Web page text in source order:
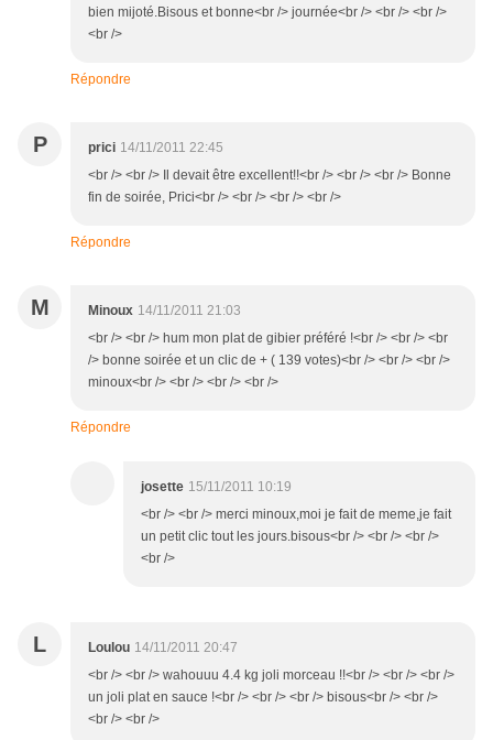
bien mijoté.Bisous et bonne<br /> journée<br /> <br /> <br />
<br />
Répondre
P prici 14/11/2011 22:45
<br /> <br /> Il devait être excellent!!<br /> <br /> <br /> Bonne
fin de soirée, Prici<br /> <br /> <br /> <br />
Répondre
M Minoux 14/11/2011 21:03
<br /> <br /> hum mon plat de gibier préféré !<br /> <br /> <br
/> bonne soirée et un clic de + ( 139 votes)<br /> <br /> <br />
minoux<br /> <br /> <br /> <br />
Répondre
josette 15/11/2011 10:19
<br /> <br /> merci minoux,moi je fait de meme,je fait
un petit clic tout les jours.bisous<br /> <br /> <br />
<br />
L Loulou 14/11/2011 20:47
<br /> <br /> wahouuu 4.4 kg joli morceau !!<br /> <br /> <br />
un joli plat en sauce !<br /> <br /> <br /> bisous<br /> <br />
<br /> <br />